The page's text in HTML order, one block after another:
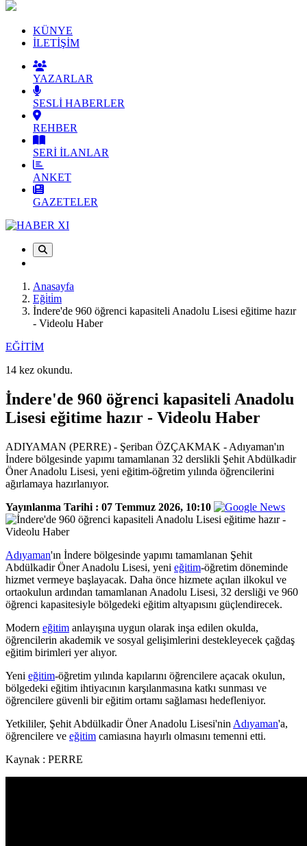
KÜNYE
İLETİŞİM
YAZARLAR
SESLİ HABERLER
REHBER
SERİ İLANLAR
ANKET
GAZETELER
Anasayfa
Eği̇ti̇m
İndere'de 960 öğrenci kapasiteli Anadolu Lisesi eğitime hazır
- Videolu Haber
EĞİTİM
14 kez okundu.
İndere'de 960 öğrenci kapasiteli Anadolu
Lisesi eğitime hazır - Videolu Haber
ADIYAMAN (PERRE) - Şeriban ÖZÇAKMAK - Adıyaman'ın
İndere bölgesinde yapımı tamamlanan 32 derslikli Şehit Abdülkadir
Öner Anadolu Lisesi, yeni eğitim-öğretim yılında öğrencilerini
ağırlamaya hazırlanıyor.
Yayınlanma Tarihi : 07 Temmuz 2026, 10:10
Adıyaman'ın İndere bölgesinde yapımı tamamlanan Şehit
Abdülkadir Öner Anadolu Lisesi, yeni eğitim-öğretim döneminde
hizmet vermeye başlayacak. Daha önce hizmete açılan ilkokul ve
ortaokulun ardından tamamlanan Anadolu Lisesi, 32 dersliği ve 960
öğrenci kapasitesiyle bölgedeki eğitim altyapısını güçlendirecek.
Modern eğitim anlayışına uygun olarak inşa edilen okulda,
öğrencilerin akademik ve sosyal gelişimlerini destekleyecek çağdaş
eğitim birimleri yer alıyor.
Yeni eğitim-öğretim yılında kapılarını öğrencilere açacak okulun,
bölgedeki eğitim ihtiyacının karşılanmasına katkı sunması ve
öğrencilere güvenli bir eğitim ortamı sağlaması hedefleniyor.
Yetkililer, Şehit Abdülkadir Öner Anadolu Lisesi'nin Adıyaman'a,
öğrencilere ve eğitim camiasına hayırlı olmasını temenni etti.
Kaynak : PERRE